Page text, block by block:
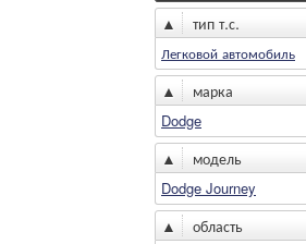
▲ тип т.с.
Легковой автомобиль
▲ марка
Dodge
▲ модель
Dodge Journey
▲ область